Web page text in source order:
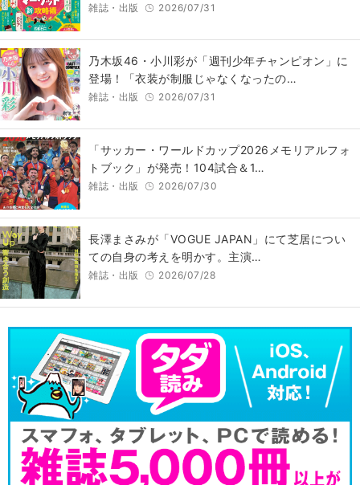
雑誌・出版 2026/07/31
乃木坂46・小川彩が「週刊少年チャンピオン」に
登場！「衣装が制服じゃなくなったの…
雑誌・出版 2026/07/31
「サッカー・ワールドカップ2026メモリアルフォ
トブック」が発売！104試合＆1…
雑誌・出版 2026/07/30
長澤まさみが「VOGUE JAPAN」にて芝居につい
ての自身の考えを明かす。主演…
雑誌・出版 2026/07/28